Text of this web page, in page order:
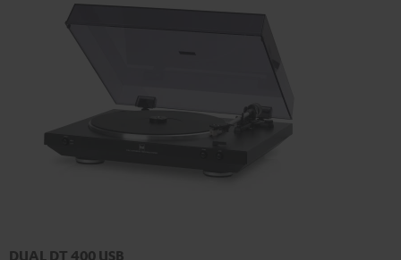
DUAL DT 400 USB